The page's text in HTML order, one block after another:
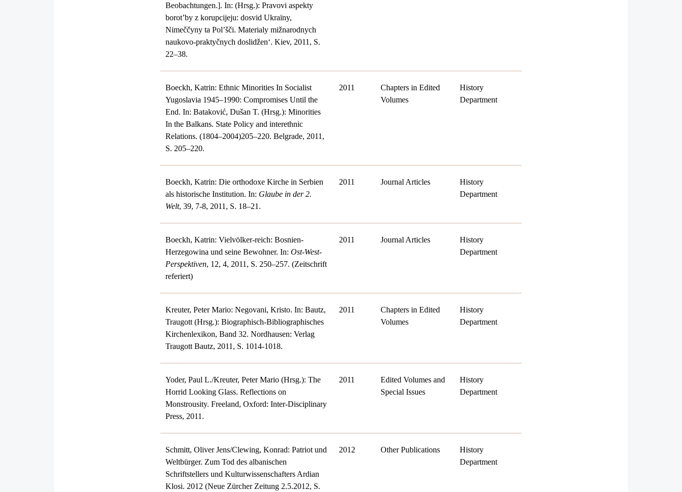
Beobachtungen.]. In: (Hrsg.): Pravovi aspekty
borot’by z korupcijeju: dosvid Ukraïny,
Nimeččyny ta Pol’šči. Materialy mižnarodnych
naukovo-praktyčnych doslidžen‘. Kiev, 2011, S.
22–38.
Boeckh, Katrin: Ethnic Minorities In Socialist
Yugoslavia 1945–1990: Compromises Until the
End. In: Bataković, Dušan T. (Hrsg.): Minorities
In the Balkans. State Policy and interethnic
Relations. (1804–2004)205–220. Belgrade, 2011,
S. 205–220.
2011
Chapters in Edited
Volumes
History
Department
Boeckh, Katrin: Die orthodoxe Kirche in Serbien
als historische Institution. In: Glaube in der 2.
Welt, 39, 7-8, 2011, S. 18–21.
2011 Journal Articles
History
Department
Boeckh, Katrin: Vielvölker-reich: Bosnien-
Herzegowina und seine Bewohner. In: Ost-West-
Perspektiven, 12, 4, 2011, S. 250–257. (Zeitschrift
referiert)
2011 Journal Articles
History
Department
Kreuter, Peter Mario: Negovani, Kristo. In: Bautz,
Traugott (Hrsg.): Biographisch-Bibliographisches
Kirchenlexikon, Band 32. Nordhausen: Verlag
Traugott Bautz, 2011, S. 1014-1018.
2011
Chapters in Edited
Volumes
History
Department
Yoder, Paul L./Kreuter, Peter Mario (Hrsg.): The
Horrid Looking Glass. Reflections on
Monstrousity. Freeland, Oxford: Inter-Disciplinary
Press, 2011.
2011
Edited Volumes and
Special Issues
History
Department
Schmitt, Oliver Jens/Clewing, Konrad: Patriot und
Weltbürger. Zum Tod des albanischen
Schriftstellers und Kulturwissenschafters Ardian
Klosi. 2012 (Neue Zürcher Zeitung 2.5.2012, S.
2012 Other Publications
History
Department